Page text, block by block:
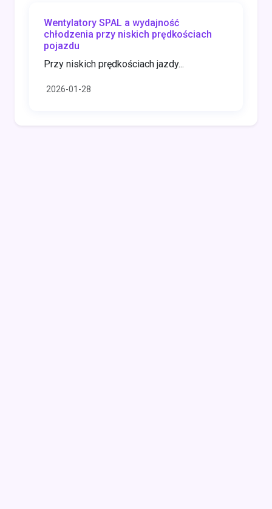
Wentylatory SPAL a wydajność
chłodzenia przy niskich prędkościach
pojazdu
Przy niskich prędkościach jazdy...
2026-01-28